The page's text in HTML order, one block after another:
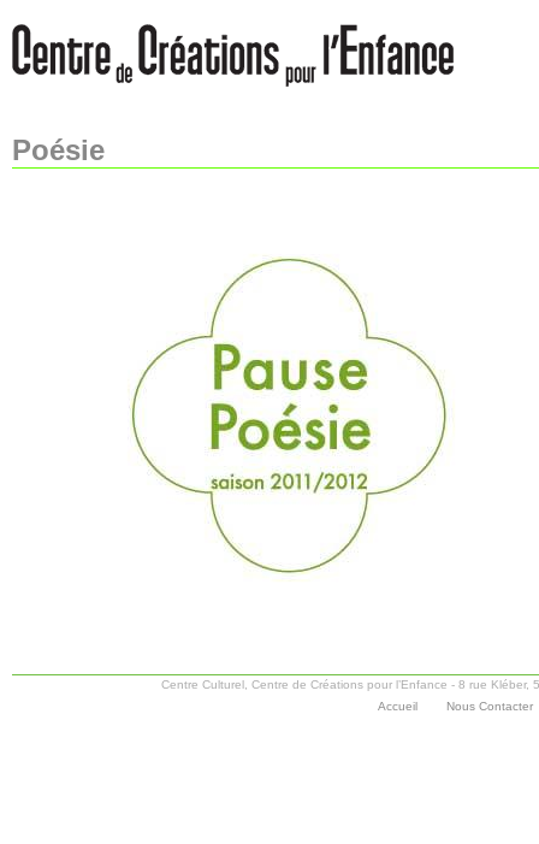
Poésie
Centre Culturel, Centre de Créations pour l’Enfance - 8 rue
Accueil
Nous Contacter